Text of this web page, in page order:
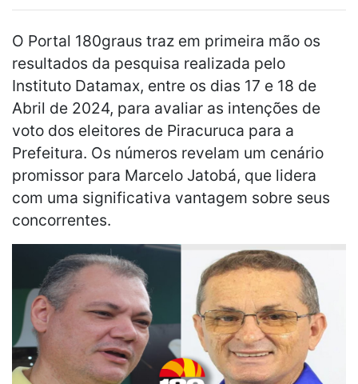
O Portal 180graus traz em primeira mão os
resultados da pesquisa realizada pelo
Instituto Datamax, entre os dias 17 e 18 de
Abril de 2024, para avaliar as intenções de
voto dos eleitores de Piracuruca para a
Prefeitura. Os números revelam um cenário
promissor para Marcelo Jatobá, que lidera
com uma significativa vantagem sobre seus
concorrentes.